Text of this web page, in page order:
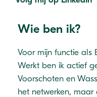
Wie ben ik?
Voor mijn functie als
Werkt ben ik actief
Voorschoten en
het netwerken,